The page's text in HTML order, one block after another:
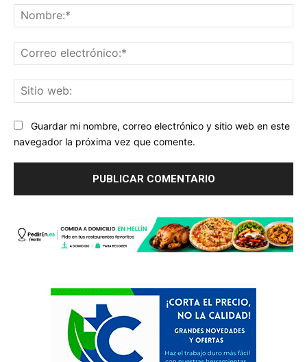
Guardar mi nombre, correo electrónico y sitio web en este
navegador la próxima vez que comente.